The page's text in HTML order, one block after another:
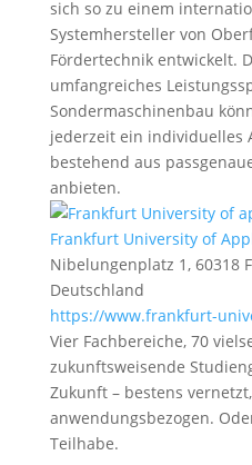
sich so zu einem
Systemhersteller von
Fördertechnik entwickelt.
umfangreiches
Sondermaschinenbau
jederzeit ein individuelles
bestehend aus
anbieten.
Frankfurt University of
Nibelungenplatz 1, 60318
Deutschland
https://www.frankfurt-
Vier Fachbereiche, 70
zukunftsweisende
Zukunft – bestens
anwendungsbezogen.
Teilhabe.